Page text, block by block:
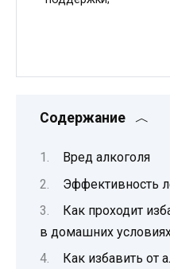
Содержание
Вред алкоголя
Эффективность
Как проходит
в домашних
Как избавить от